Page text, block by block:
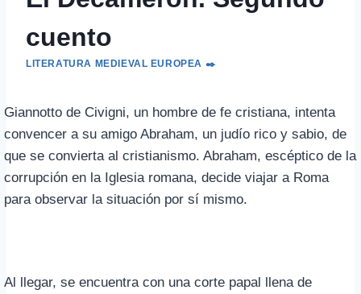
cuento
LITERATURA MEDIEVAL EUROPEA ✒️
Giannotto de Civigni, un hombre de fe cristiana, intenta
convencer a su amigo Abraham, un judío rico y sabio, de
que se convierta al cristianismo. Abraham, escéptico de la
corrupción en la Iglesia romana, decide viajar a Roma
para observar la situación por sí mismo.
Al llegar, se encuentra con una corte papal llena de